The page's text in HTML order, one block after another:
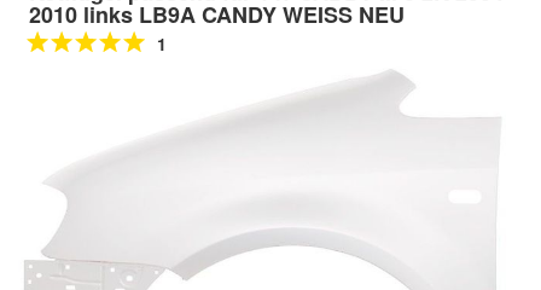
2010 links LB9A CANDY WEISS NEU
1